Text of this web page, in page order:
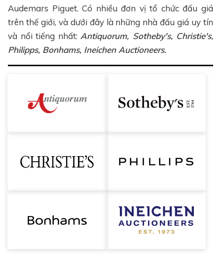
Audemars Piguet. Có nhiều đơn vị tổ chức đấu giá
trên thế giới, và dưới đây là những nhà đấu giá uy tín
và nổi tiếng nhất: Antiquorum, Sotheby's, Christie's,
Philipps, Bonhams, Ineichen Auctioneers.